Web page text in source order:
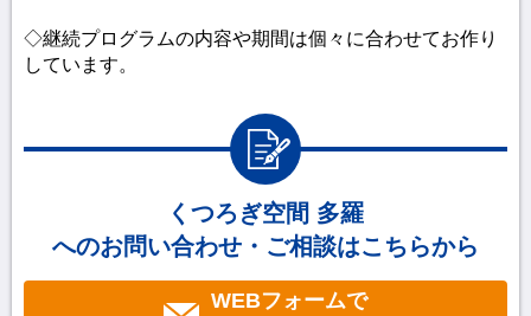
◇継続プログラムの内容や期間は個々に合わせてお作り
しています。
くつろぎ空間 多羅
へのお問い合わせ・ご相談はこちらから
WEBフォームで